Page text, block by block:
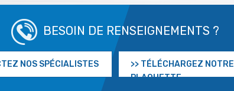
BESOIN DE RENSEIGNEMENTS ?
NOS SPÉCIALISTES
>> TÉLÉCHARGEZ NOTRE
PLAQUETTE